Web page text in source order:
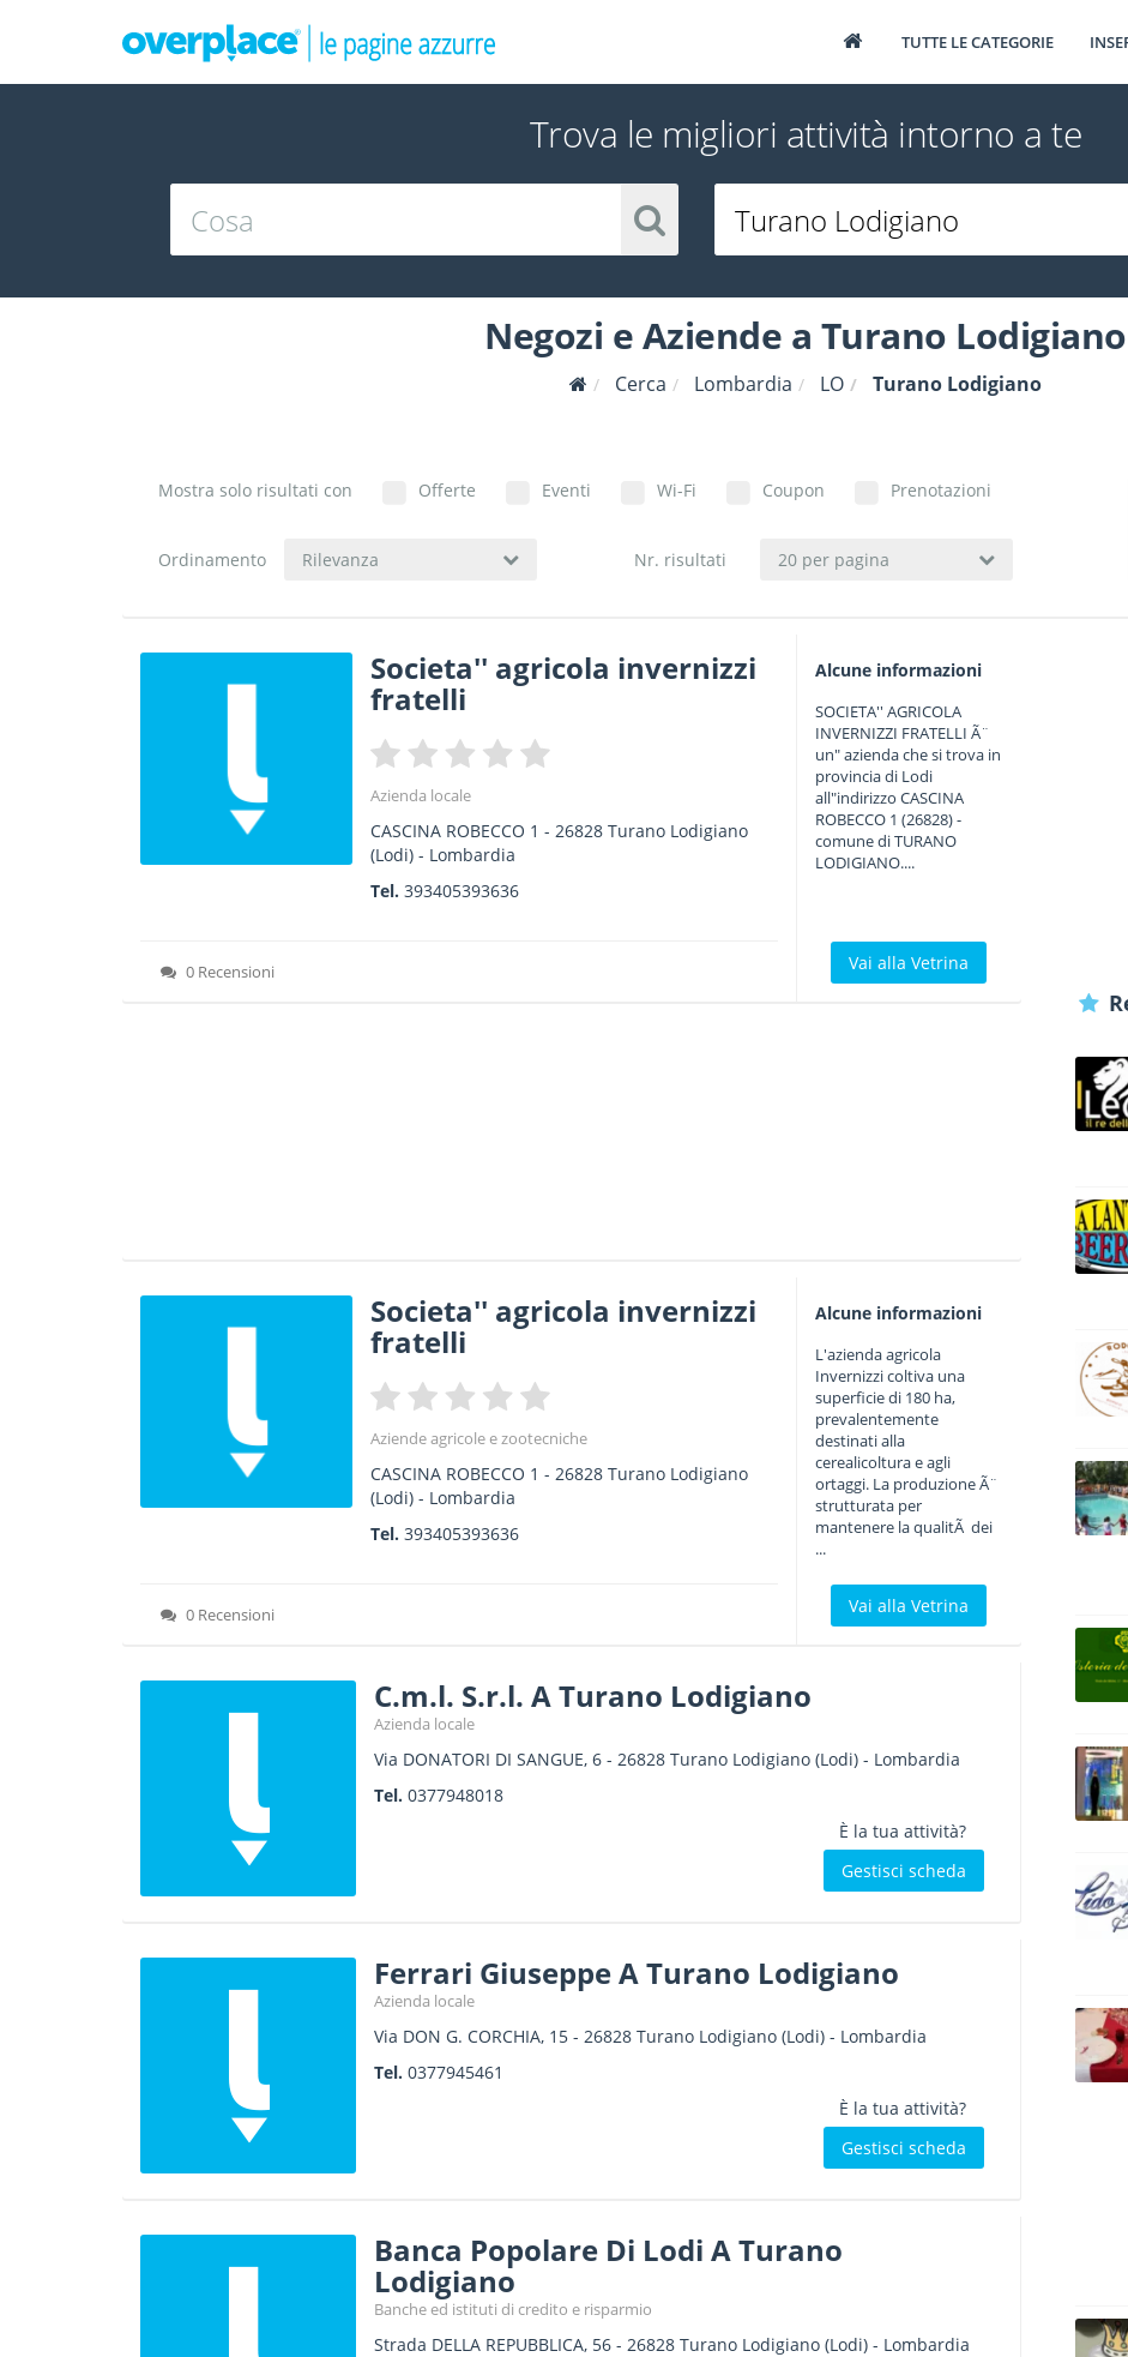
TUTTE LE CATEGORIE
Trova le migliori attività intorno a te
Negozi e Aziende a Turano Lodigiano
Cerca Lombardia LO Turano Lodigiano
Mostra solo risultati con Offerte Eventi Wi-Fi Coupon Prenotazioni
Ordinamento Rilevanza Nr. risultati 20 per pagina
Societa'' agricola invernizzi
fratelli
Azienda locale
CASCINA ROBECCO 1 -26828 Turano Lodigiano
(Lodi) - Lombardia
Tel.393405393636
0 Recensioni
Alcune informazioni
SOCIETA'' AGRICOLA
INVERNIZZI FRATELLI Ã¨
un" azienda che si trova in
provincia di Lodi
all"indirizzo CASCINA
ROBECCO 1 (26828) -
comune di TURANO
LODIGIANO....
Vai alla Vetrina
Societa'' agricola invernizzi
fratelli
Aziende agricole e zootecniche
CASCINA ROBECCO 1 -26828 Turano Lodigiano
(Lodi) - Lombardia
Tel.393405393636
0 Recensioni
Alcune informazioni
L'azienda agricola
Invernizzi coltiva una
superficie di 180 ha,
prevalentemente
destinati alla
cerealicoltura e agli
ortaggi. La produzione Ã¨
strutturata per
mantenere la qualitÃ dei
...
Vai alla Vetrina
C.m.l. S.r.l. A Turano Lodigiano
Azienda locale
Via DONATORI DI SANGUE, 6- 26828 Turano Lodigiano(Lodi) - Lombardia
Tel. 0377948018
È la tua attività?
Gestisci scheda
Ferrari Giuseppe A Turano Lodigiano
Azienda locale
Via DON G. CORCHIA, 15- 26828 Turano Lodigiano(Lodi) - Lombardia
Tel. 0377945461
È la tua attività?
Gestisci scheda
Banca Popolare Di Lodi A Turano
Lodigiano
Banche ed istituti di credito e risparmio
Strada DELLA REPUBBLICA, 56- 26828 Turano Lodigiano(Lodi) - Lombardia